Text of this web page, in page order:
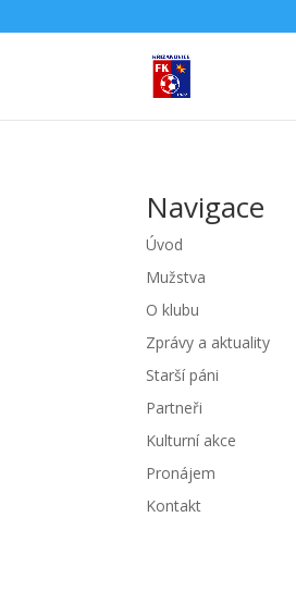
Navigace
Úvod
Mužstva
O klubu
Zprávy a aktuality
Starší páni
Partneři
Kulturní akce
Pronájem
Kontakt